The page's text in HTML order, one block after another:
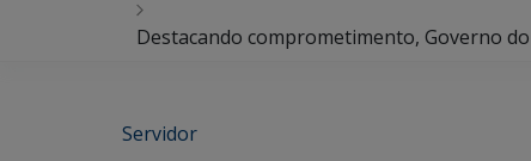
Destacando comprometimento, Governo
Servidor